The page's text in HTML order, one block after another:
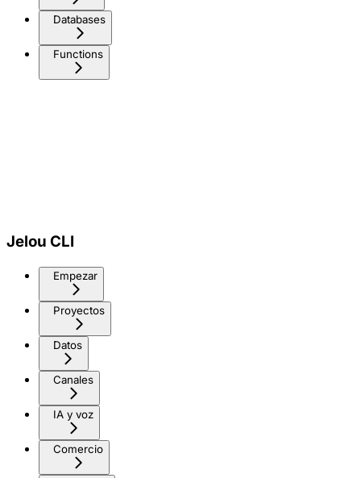
Databases
Functions
Jelou CLI
Empezar
Proyectos
Datos
Canales
IA y voz
Comercio